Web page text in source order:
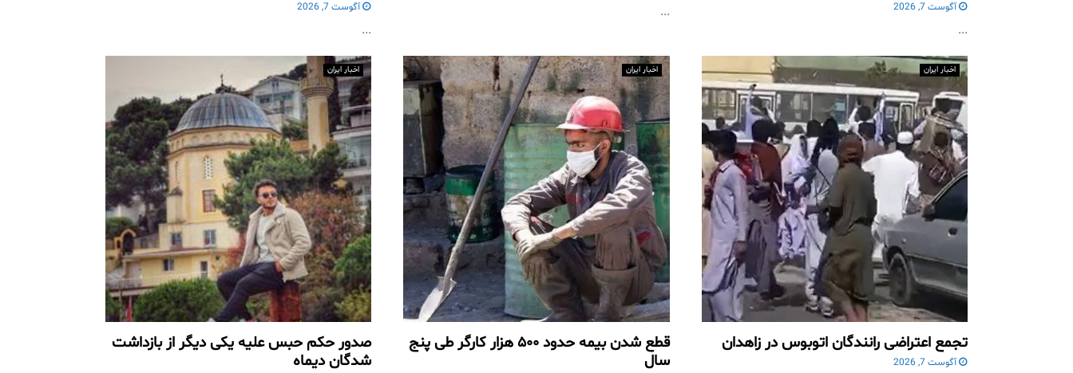
آگوست 7, 2026
...
... آگوست 7, 2026
...
اخبار ایران
صدور حکم حبس علیه یکی دیگر از بازداشت
شدگان دیماه
اخبار ایران
قطع شدن بیمه حدود ۵۰۰ هزار کارگر طی پنج
سال
اخبار ایران
تجمع اعتراضی رانندگان اتوبوس در زاهدان
آگوست 7, 2026